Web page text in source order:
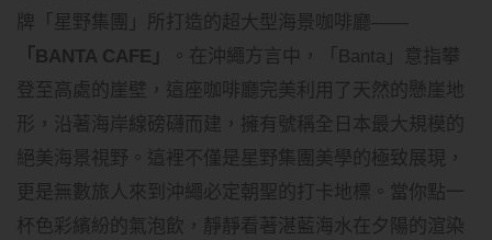
牌「星野集團」所打造的超大型海景咖啡廳——
「BANTA CAFE」
。在沖繩方言中，「Banta」意指攀
登至高處的崖壁，這座咖啡廳完美利用了天然的懸崖地
形，沿著海岸線磅礴而建，擁有號稱全日本最大規模的
絕美海景視野。這裡不僅是星野集團美學的極致展現，
更是無數旅人來到沖繩必定朝聖的打卡地標。當你點一
杯色彩繽紛的氣泡飲，靜靜看著湛藍海水在夕陽的渲染